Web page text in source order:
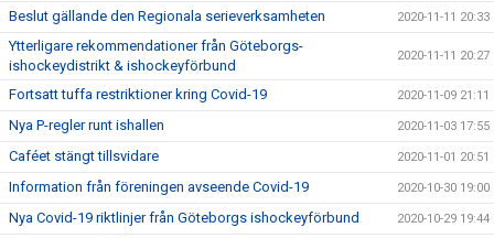
Beslut gällande den Regionala serieverksamheten 2020-11-11 20:33
Ytterligare rekommendationer från Göteborgs-
ishockeydistrikt & ishockeyförbund
2020-11-11 20:27
Fortsatt tuffa restriktioner kring Covid-19 2020-11-09 21:11
Nya P-regler runt ishallen 2020-11-03 17:55
Caféet stängt tillsvidare 2020-11-01 20:51
Information från föreningen avseende Covid-19 2020-10-30 19:00
Nya Covid-19 riktlinjer från Göteborgs ishockeyförbund 2020-10-29 19:44